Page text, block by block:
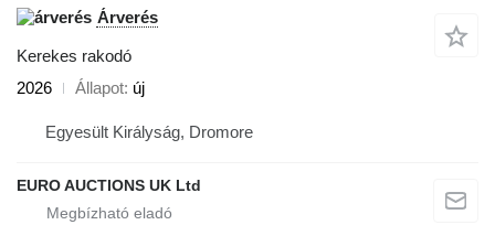
Árverés
Kerekes rakodó
2026
Állapot új
Egyesült Királyság, Dromore
EURO AUCTIONS UK Ltd